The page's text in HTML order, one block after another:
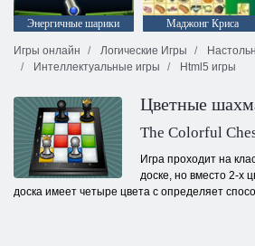
Энергичные шарики Маджонг Криса
Игры онлайн
Логические Игры
Интеллектуальные игры
Html5 игры
Цветные
The Colorful
Игра проходит на
доске, но вместо 2-х
доска имеет четыре цвета с определяет